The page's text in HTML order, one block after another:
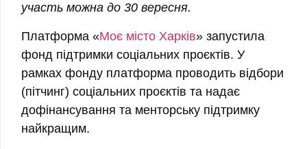
участь можна до 30 вересня.
Платформа «Моє місто Харків» запустила
фонд підтримки соціальних проєктів. У
рамках фонду платформа проводить відбори
(пітчинг) соціальних проєктів та надає
дофінансування та менторську підтримку
найкращим.